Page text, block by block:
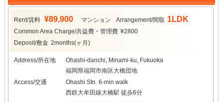
Rent/賃料 ¥89,900 マンション Arrangement/間取 1LDK
Common Area Charge/共益費・管理費 ¥2800
Deposit/敷金 2months(ヶ月)
Address/所在地
Ohashi-danchi, Minami-ku, Fukuoka
福岡県福岡市南区大橋団地
Access/交通
Ohashi Stn. 6-min walk
西鉄大牟田線大橋駅 徒歩6分